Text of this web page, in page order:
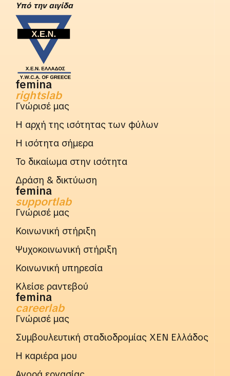
Yπό την αιγίδα
femina
rightslab
Γνώρισέ μας
Η αρχή της ισότητας των φύλων
Η ισότητα σήμερα
Το δικαίωμα στην ισότητα
Δράση & δικτύωση
femina
supportlab
Γνώρισέ μας
Κοινωνική στήριξη
Ψυχοκοινωνική στήριξη
Κοινωνική υπηρεσία
Κλείσε ραντεβού
femina
careerlab
Γνώρισέ μας
Συμβουλευτική σταδιοδρομίας ΧΕΝ Ελλάδος
Η καριέρα μου